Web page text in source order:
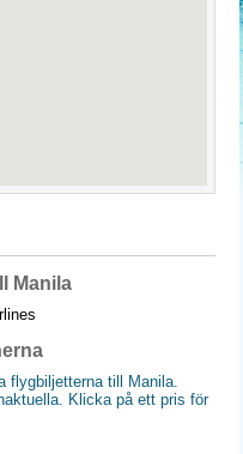
Manila
flygbiljetterna till Manila.
Klicka på ett pris för